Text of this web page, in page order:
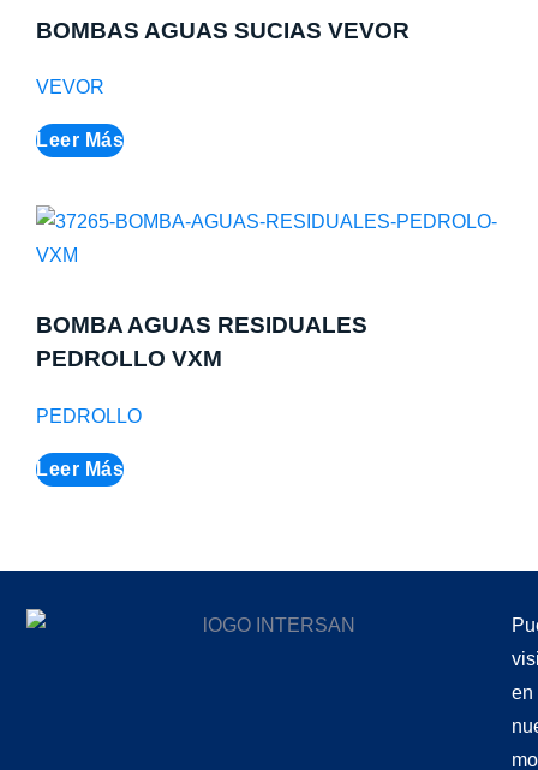
BOMBAS AGUAS SUCIAS VEVOR
VEVOR
Leer Más
BOMBA AGUAS RESIDUALES
PEDROLLO VXM
PEDROLLO
Leer Más
en